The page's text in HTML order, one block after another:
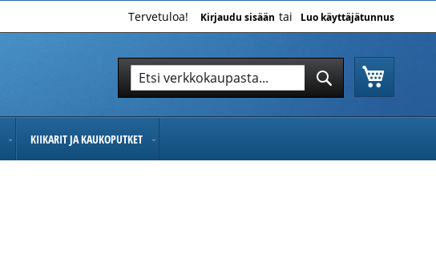
Tervetuloa! Kirjaudu sisään Luo käyttäjätunnus
Hae
KIIKARIT JA KAUKOPUTKET